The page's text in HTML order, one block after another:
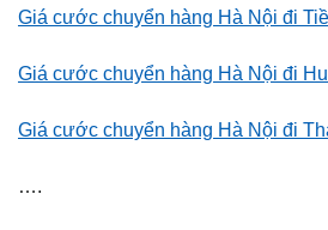
Giá cước chuyển hàng Hà Nội đi
Giá cước chuyển hàng Hà Nội đi
Giá cước chuyển hàng Hà Nội đi
….